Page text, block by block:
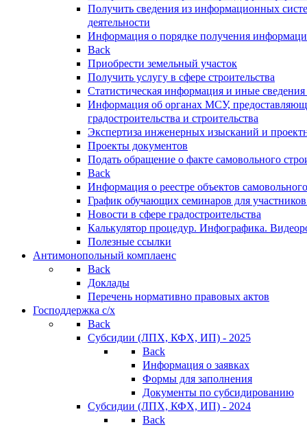
Получить сведения из информационных
деятельности
Информация о порядке получения
Back
Приобрести земельный участок
Получить услугу в сфере строительства
Статистическая информация и иные сведения
Информация об органах МСУ,
градостроительства и строительства
Экспертиза инженерных изысканий и
Проекты документов
Подать обращение о факте самовольного
Back
Информация о реестре объектов
График обучающих семинаров для участников
Новости в сфере градостроительства
Калькулятор процедур. Инфографика.
Полезные ссылки
Антимонопольный комплаенс
Back
Доклады
Перечень нормативно правовых актов
Господдержка с/х
Back
Субсидии (ЛПХ, КФХ, ИП) - 2025
Back
Информация о заявках
Формы для заполнения
Документы по субсидированию
Субсидии (ЛПХ, КФХ, ИП) - 2024
Back